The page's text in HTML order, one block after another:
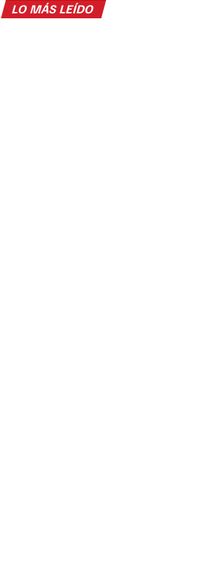
LO MÁS LEÍDO